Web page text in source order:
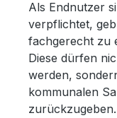
Als Endnutzer
verpflichtet,
fachgerecht zu
Diese dürfen
werden,
kommunalen